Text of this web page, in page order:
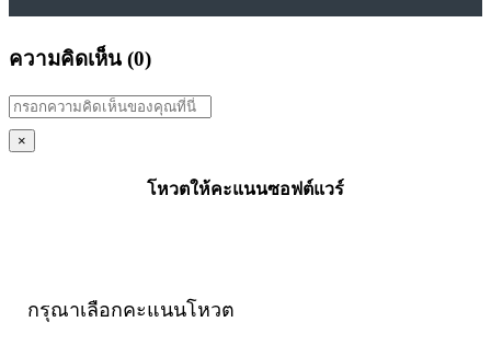
ความคิดเห็น (0)
×
โหวตให้คะแนนซอฟต์แวร์
กรุณาเลือกคะแนนโหวต